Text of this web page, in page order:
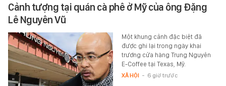
Cảnh tượng tại quán cà phê ở Mỹ của ông Đặng
Lê Nguyên Vũ
Một khung cảnh đặc biệt đã
được ghi lại trong ngày khai
trương cửa hàng Trung Nguyên
E-Coffee tại Texas, Mỹ.
XÃ HỘI - 6 giờ trước